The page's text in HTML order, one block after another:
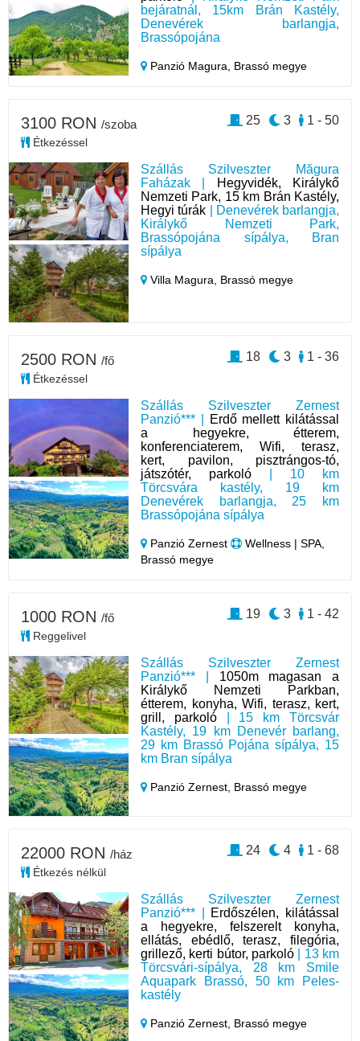
bejáratnál, 15km Brán Kastély,
Denevérek barlangja,
Brassópojána
Panzió Magura, Brassó megye
Szállás Szilveszter Măgura
Faházak |
Hegyvidék, Királykő
Nemzeti Park, 15 km Brán Kastély,
Hegyi túrák | Denevérek barlangja,
Királykő Nemzeti Park,
Brassópojána sípálya, Bran
sípálya
Villa Magura, Brassó megye
3100 RON /szoba
Étkezéssel
1 - 50
3
25
Szállás Szilveszter Zernest
Panzió*** |
Erdő mellett kilátással
a hegyekre, étterem,
konferenciaterem, Wifi, terasz,
kert, pavilon, pisztrángos-tó,
játszótér, parkoló | 10 km
Törcsvára kastély, 19 km
Denevérek barlangja, 25 km
Brassópojána sípálya
Panzió Zernest
Wellness | SPA,
Brassó megye
2500 RON /fő
Étkezéssel
1 - 36
3
18
Szállás Szilveszter Zernest
Panzió*** | 1050m magasan a
Királykő Nemzeti Parkban,
étterem, konyha, Wifi, terasz, kert,
grill, parkoló| 15 km Törcsvár
Kastély, 19 km Denevér barlang,
29 km Brassó Pojána sípálya, 15
km Bran sípálya
Panzió Zernest, Brassó megye
1000 RON /fő
Reggelivel
1 - 42
3
19
Szállás Szilveszter Zernest
Panzió*** | Erdőszélen, kilátással
a hegyekre, felszerelt konyha,
ellátás, ebédlő, terasz, filegória,
grillező, kerti bútor, parkoló | 13 km
Törcsvári-sípálya, 28 km Smile
Aquapark Brassó, 50 km Peles-
kastély
Panzió Zernest, Brassó megye
22000 RON /ház
Étkezés nélkül
1 - 68
4
24